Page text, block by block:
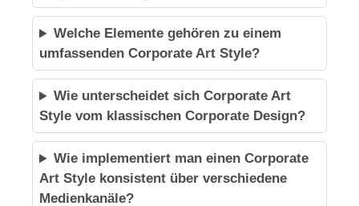
Welche Elemente gehören zu einem
umfassenden Corporate Art Style?
Wie unterscheidet sich Corporate Art
Style vom klassischen Corporate Design?
Wie implementiert man einen Corporate
Art Style konsistent über verschiedene
Medienkanäle?